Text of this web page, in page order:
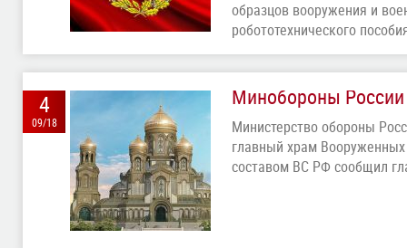
образцов вооружения и
робототехнического
4
09/18
Минобороны
Министерство обороны
главный храм
составом ВС РФ сообщил